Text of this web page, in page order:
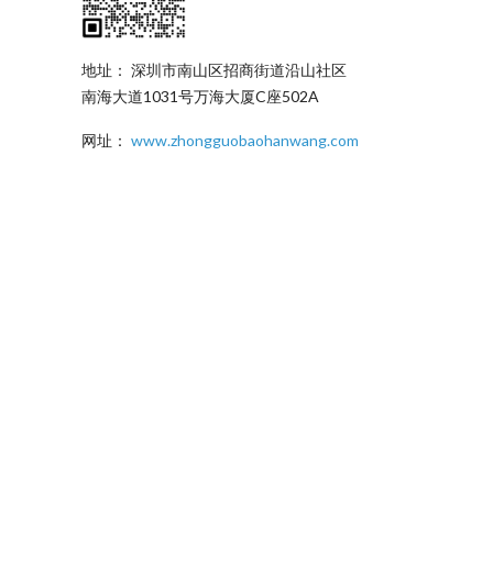
地址： 深圳市南山区招商街道沿山社区
南海大道1031号万海大厦C座502A
网址： www.zhongguobaohanwang.com